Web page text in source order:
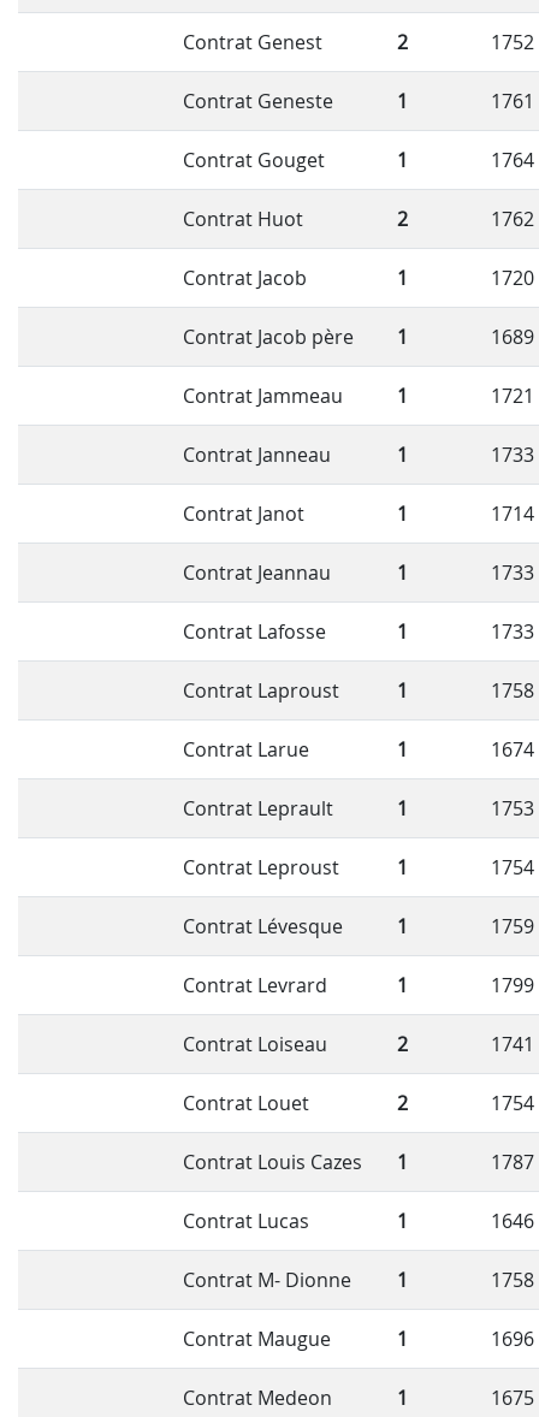
Contrat Genest 2 1752
Contrat Geneste 1 1761
Contrat Gouget 1 1764
Contrat Huot 2 1762
Contrat Jacob 1 1720
Contrat Jacob père 1 1689
Contrat Jammeau 1 1721
Contrat Janneau 1 1733
Contrat Janot 1 1714
Contrat Jeannau 1 1733
Contrat Lafosse 1 1733
Contrat Laproust 1 1758
Contrat Larue 1 1674
Contrat Leprault 1 1753
Contrat Leproust 1 1754
Contrat Lévesque 1 1759
Contrat Levrard 1 1799
Contrat Loiseau 2 1741
Contrat Louet 2 1754
Contrat Louis Cazes 1 1787
Contrat Lucas 1 1646
Contrat M- Dionne 1 1758
Contrat Maugue 1 1696
Contrat Medeon 1 1675